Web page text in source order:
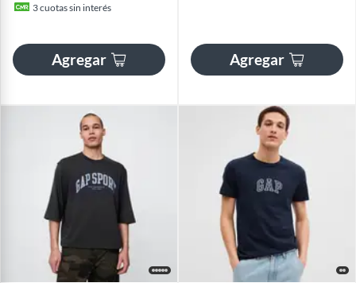
3cuotas sin interés
Agregar Agregar